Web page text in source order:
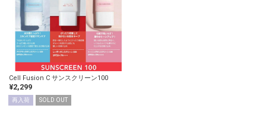
Cell Fusion C サンスクリーン100
¥2,299
再入荷 SOLD OUT